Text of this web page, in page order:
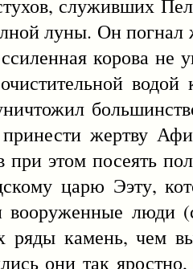
служивших
луны. Он погнал
корова не
водой
жертву
этом посеять
царю Ээту,
вооруженные люди
камень, чем
они так